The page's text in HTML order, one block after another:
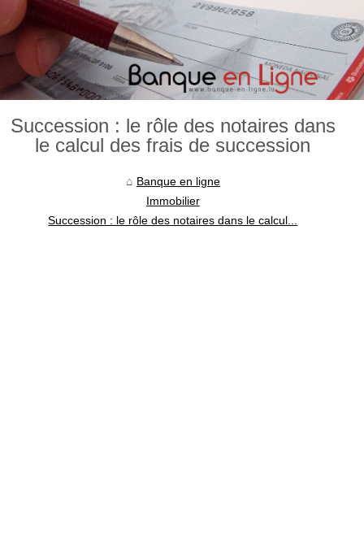
Succession : le rôle des notaires dans
le calcul des frais de succession
Banque en ligne
Immobilier
Succession : le rôle des notaires dans le calcul...